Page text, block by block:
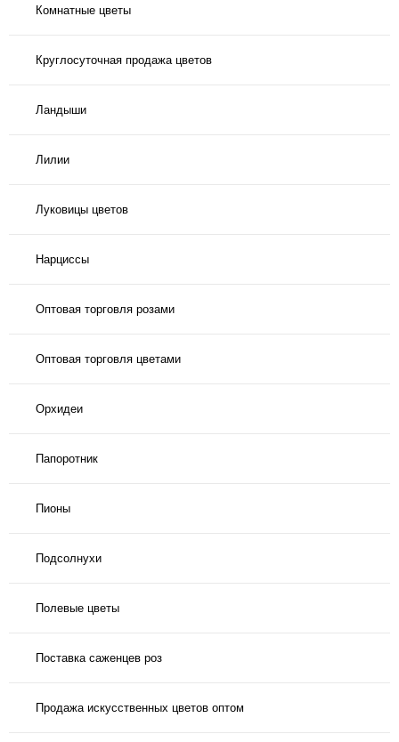
Комнатные цветы
Круглосуточная продажа цветов
Ландыши
Лилии
Луковицы цветов
Нарциссы
Оптовая торговля розами
Оптовая торговля цветами
Орхидеи
Папоротник
Пионы
Подсолнухи
Полевые цветы
Поставка саженцев роз
Продажа искусственных цветов оптом